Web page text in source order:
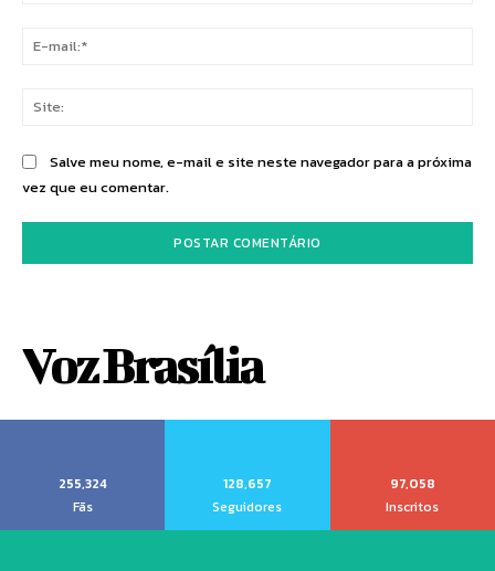
Salve meu nome, e-mail e site neste navegador para a próxima
vez que eu comentar.
Voz Brasília
255,324
Fãs
128,657
Seguidores
97,058
Inscritos